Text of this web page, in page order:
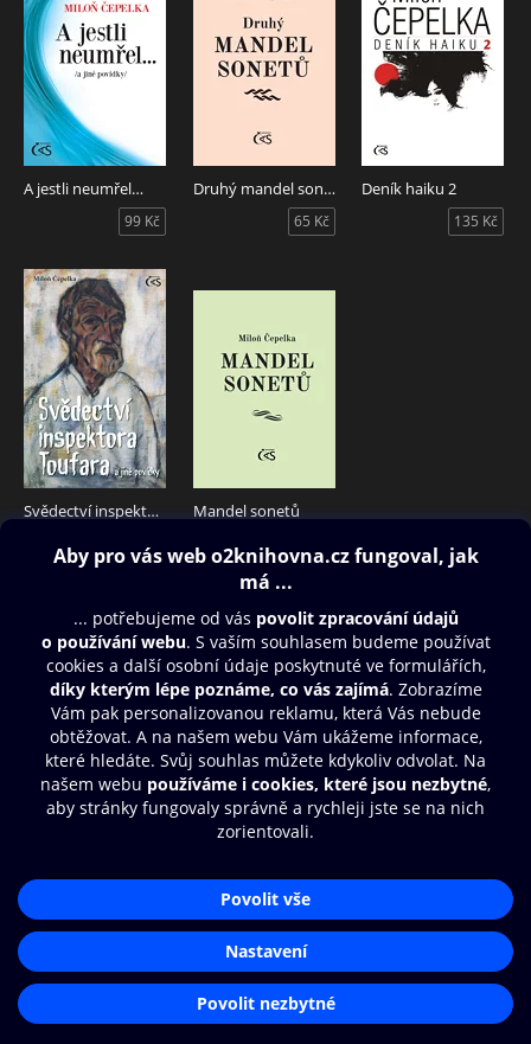
A jestli neumřel…
99 Kč
Druhý mandel sonetů
65 Kč
Deník haiku 2
135 Kč
Svědectví inspektora Toufara
140 Kč
Mandel sonetů
Obsah ke stažení
Moje O2 Knihovna
Další zábava
© O2 Czech Republic a.s.
Přístupnost
Zásady zpracování osobních údajů
Nastavení cookies
Aplikace O2 Knihovna
Čti a poslouchej své e-knihy a
audioknihy rychleji a pohodlněji.